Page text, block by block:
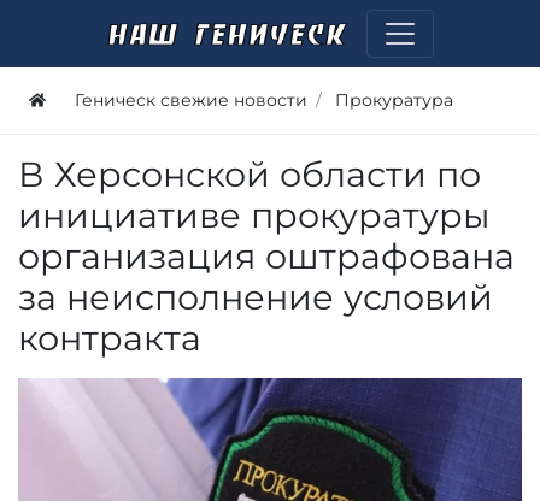
Геническ свежие новости Прокуратура
В Херсонской области по
инициативе прокуратуры
организация оштрафована
за неисполнение условий
контракта